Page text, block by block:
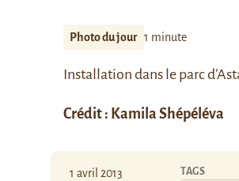
Photo du jour 1 minute
Installation dans le parc
Crédit : Kamila Shépéléva
1 avril 2013 TAGS